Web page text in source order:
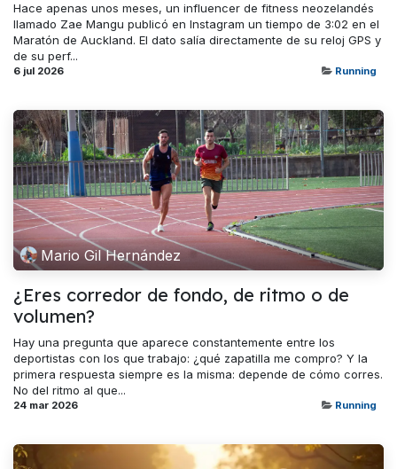
Hace apenas unos meses, un influencer de fitness neozelandés
llamado Zae Mangu publicó en Instagram un tiempo de 3:02 en el
Maratón de Auckland. El dato salía directamente de su reloj GPS y
de su perf...
6 jul 2026 Running
Mario Gil Hernández
¿Eres corredor de fondo, de ritmo o de
volumen?
Hay una pregunta que aparece constantemente entre los
deportistas con los que trabajo: ¿qué zapatilla me compro? Y la
primera respuesta siempre es la misma: depende de cómo corres.
No del ritmo al que...
24 mar 2026 Running